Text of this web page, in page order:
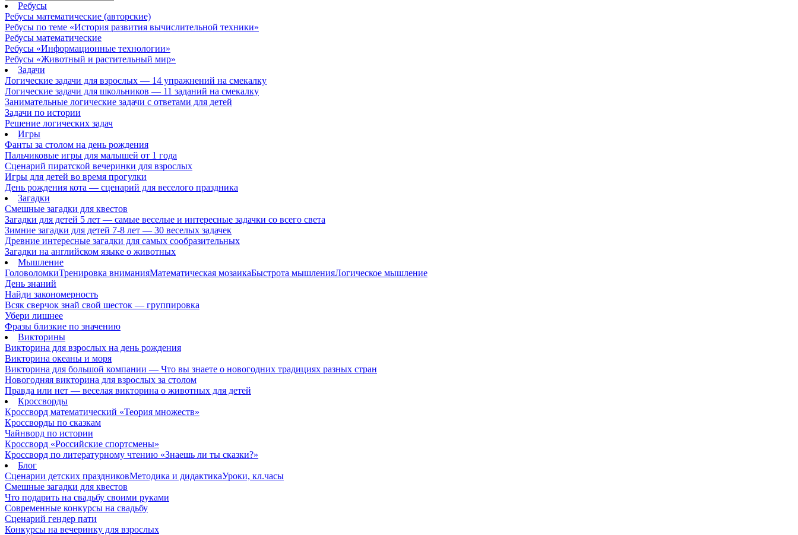
Ребусы
Ребусы математические (авторские)
Ребусы по теме «История развития вычислительной техники»
Ребусы математические
Ребусы «Информационные технологии»
Ребусы «Животный и растительный мир»
Задачи
Логические задачи для взрослых — 14 упражнений на смекалку
Логические задачи для школьников — 11 заданий на смекалку
Занимательные логические задачи с ответами для детей
Задачи по истории
Решение логических задач
Игры
Фанты за столом на день рождения
Пальчиковые игры для малышей от 1 года
Сценарий пиратской вечеринки для взрослых
Игры для детей во время прогулки
День рождения кота — сценарий для веселого праздника
Загадки
Смешные загадки для квестов
Загадки для детей 5 лет — самые веселые и интересные задачки со всего света
Зимние загадки для детей 7-8 лет — 30 веселых задачек
Древние интересные загадки для самых сообразительных
Загадки на английском языке о животных
Мышление
ГоловоломкиТренировка вниманияМатематическая мозаикаБыстрота мышленияЛогическое мышление
День знаний
Найди закономерность
Всяк сверчок знай свой шесток — группировка
Убери лишнее
Фразы близкие по значению
Викторины
Викторина для взрослых на день рождения
Викторина океаны и моря
Викторина для большой компании — Что вы знаете о новогодних традициях разных стран
Новогодняя викторина для взрослых за столом
Правда или нет — веселая викторина о животных для детей
Кроссворды
Кроссворд математический «Теория множеств»
Кроссворды по сказкам
Чайнворд по истории
Кроссворд «Российские спортсмены»
Кроссворд по литературному чтению «Знаешь ли ты сказки?»
Блог
Сценарии детских праздниковМетодика и дидактикаУроки, кл.часы
Смешные загадки для квестов
Что подарить на свадьбу своими руками
Современные конкурсы на свадьбу
Сценарий гендер пати
Конкурсы на вечеринку для взрослых